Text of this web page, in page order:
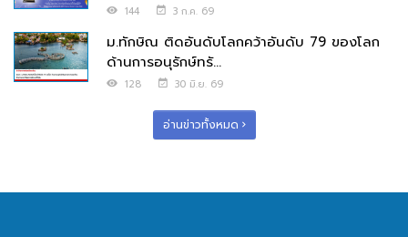
144 3 ก.ค. 69
ม.ทักษิณ ติดอันดับโลกคว้าอันดับ 79 ของโลก
ด้านการอนุรักษ์ทรั...
128 30 มิ.ย. 69
อ่านข่าวทั้งหมด